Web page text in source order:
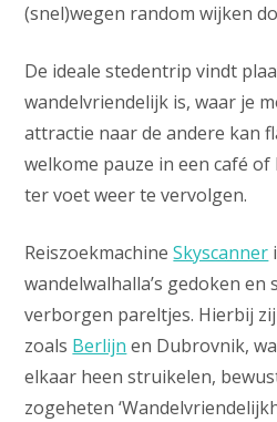
(snel)wegen random wijken
De ideale stedentrip vindt
wandelvriendelijk is, waar je
attractie naar de andere kan
welkome pauze in een café
ter voet weer te vervolgen.
ReiszoekmachineSkyscanner
wandelwalhalla’s gedoken
verborgen pareltjes. Hierbij
zoals Berlijn en Dubrovnik,
elkaar heen struikelen,
zogeheten